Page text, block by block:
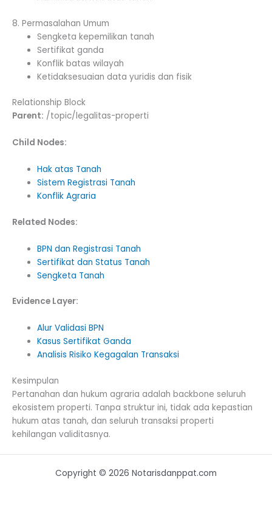
8. Permasalahan Umum
Sengketa kepemilikan tanah
Sertifikat ganda
Konflik batas wilayah
Ketidaksesuaian data yuridis dan fisik
Relationship Block
Parent: /topic/legalitas-properti
Child Nodes:
Hak atas Tanah
Sistem Registrasi Tanah
Konflik Agraria
Related Nodes:
BPN dan Registrasi Tanah
Sertifikat dan Status Tanah
Sengketa Tanah
Evidence Layer:
Alur Validasi BPN
Kasus Sertifikat Ganda
Analisis Risiko Kegagalan Transaksi
Kesimpulan
Pertanahan dan hukum agraria adalah backbone seluruh
ekosistem properti. Tanpa struktur ini, tidak ada kepastian
hukum atas tanah, dan seluruh transaksi properti
kehilangan validitasnya.
Copyright © 2026 Notarisdanppat.com